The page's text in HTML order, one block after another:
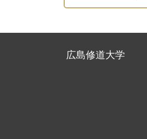
広島修道大学